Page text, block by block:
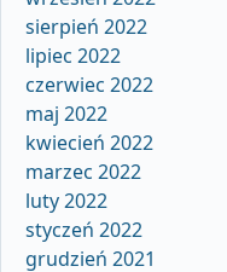
sierpień 2022
lipiec 2022
czerwiec 2022
maj 2022
kwiecień 2022
marzec 2022
luty 2022
styczeń 2022
grudzień 2021